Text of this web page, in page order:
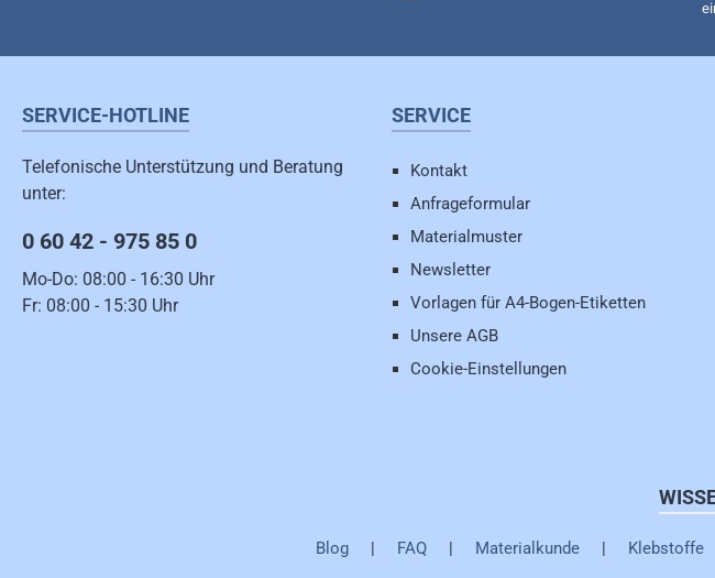
SERVICE-HOTLINE
Telefonische Unterstützung und Beratung
unter:
0 60 42 - 975 85 0
Mo-Do: 08:00 - 16:30 Uhr
Fr: 08:00 - 15:30 Uhr
SERVICE
Kontakt
Anfrageformular
Materialmuster
Newsletter
Vorlagen für A4-Bogen-Etiketten
Unsere AGB
Cookie-Einstellungen
Blog | FAQ | Materialkunde | Klebstoffe